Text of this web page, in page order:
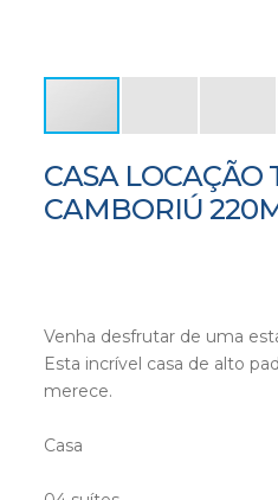
CASA
CAMBORIÚ
Venha desfrutar de uma
Esta incrível casa de alto
merece.
Casa